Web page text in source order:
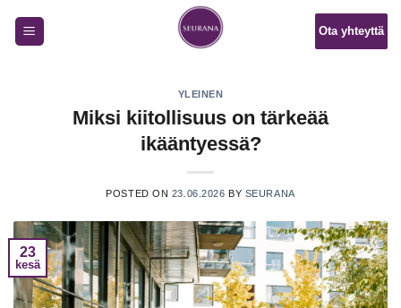
Ota yhteyttä
YLEINEN
Miksi kiitollisuus on tärkeää
ikääntyessä?
POSTED ON 23.06.2026 BY SEURANA
23
kesä